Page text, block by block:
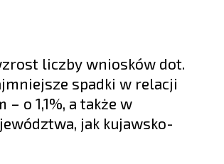
liczby wniosków dot.
spadki w relacji
o 1,1%, a także w
jak kujawsko-